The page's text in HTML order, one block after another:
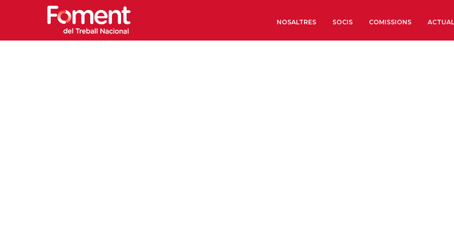
NOSALTRES SOCIS COMISSIONS